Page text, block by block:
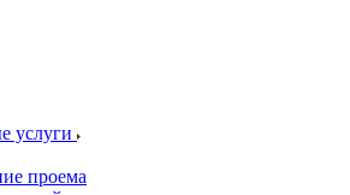
услуги
проема